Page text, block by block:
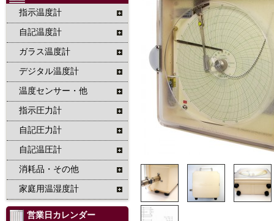
指示温度計
自記温度計
ガラス温度計
デジタル温度計
温度センサー・他
指示圧力計
自記圧力計
自記温圧計
消耗品・その他
家庭用温湿度計
営業日カレンダー